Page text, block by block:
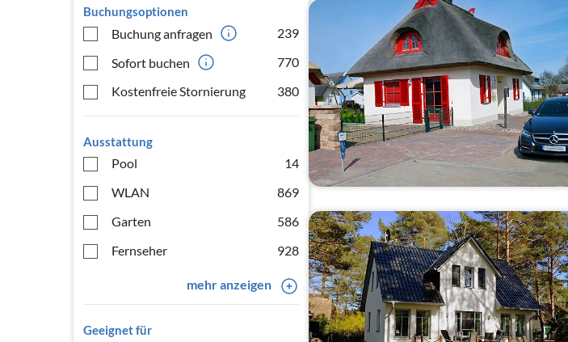
Buchungsoptionen
Buchung anfragen
239
Sofort buchen
770
Kostenfreie Stornierung
380
Ausstattung
Pool
14
WLAN
869
Garten
586
Fernseher
928
mehr anzeigen
Geeignet für